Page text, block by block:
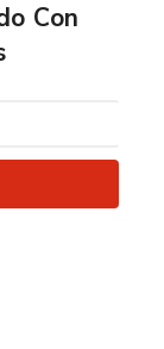
Con